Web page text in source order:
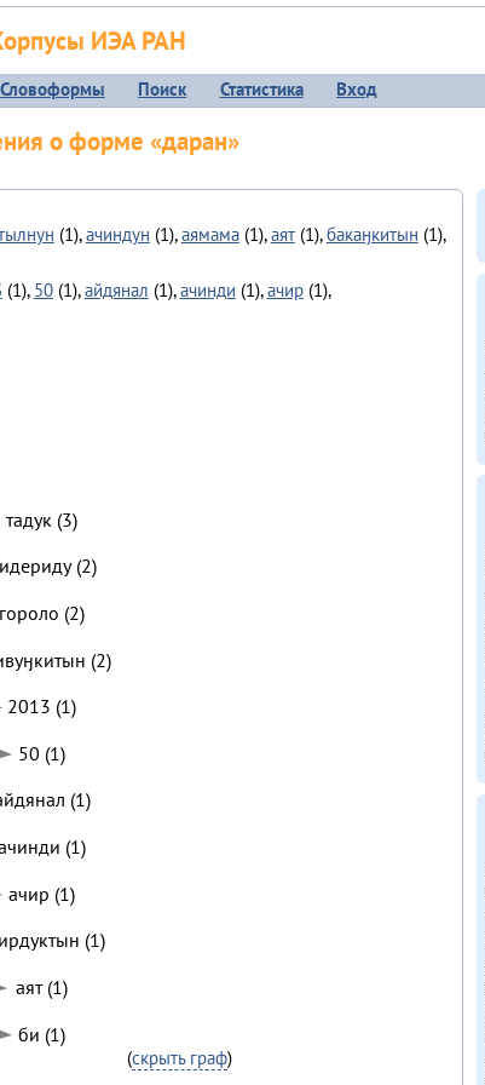
ИЭА РАН
Словоформы Поиск Статистика Вход
о форме «даран»
(1),ачиндун (1),аямама(1),аят(1),бакаӈкитын (1),
(1), 50(1),айдянал (1),ачинди (1),ачир(1),
тадук (3)
(2)
гороло (2)
(2)
2013 (1)
50 (1)
(1)
(1)
ачир (1)
(1)
аят (1)
би (1)
(скрыть граф)